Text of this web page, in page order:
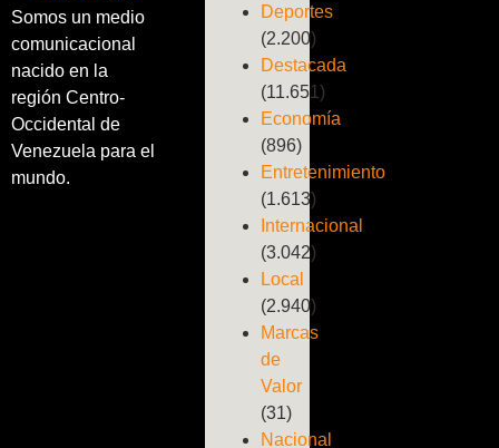
Somos un medio
comunicacional
nacido en la
región Centro-
Occidental de
Venezuela para el
mundo.
Deportes
(2.200)
Destacada
(11.651)
Economía
(896)
Entretenimiento
(1.613)
Internacional
(3.042)
Local
(2.940)
Marcas
de
Valor
(31)
Nacional